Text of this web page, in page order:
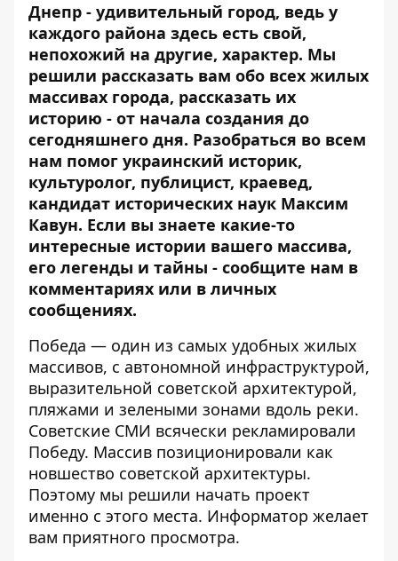
Днепр - удивительный город, ведь у
каждого района здесь есть свой,
непохожий на другие, характер. Мы
решили рассказать вам обо всех жилых
массивах города, рассказать их
историю - от начала создания до
сегодняшнего дня. Разобраться во всем
нам помог украинский историк,
культуролог, публицист, краевед,
кандидат исторических наук Максим
Кавун. Если вы знаете какие-то
интересные истории вашего массива,
его легенды и тайны - сообщите нам в
комментариях или в личных
сообщениях.
Победа — один из самых удобных жилых
массивов, с автономной инфраструктурой,
выразительной советской архитектурой,
пляжами и зелеными зонами вдоль реки.
Советские СМИ всячески рекламировали
Победу. Массив позиционировали как
новшество советской архитектуры.
Поэтому мы решили начать проект
именно с этого места. Информатор желает
вам приятного просмотра.